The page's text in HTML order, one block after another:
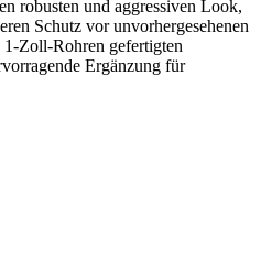
robusten und aggressiven Look,
Schutz vor unvorhergesehenen
Zoll-Rohren gefertigten
Ergänzung für